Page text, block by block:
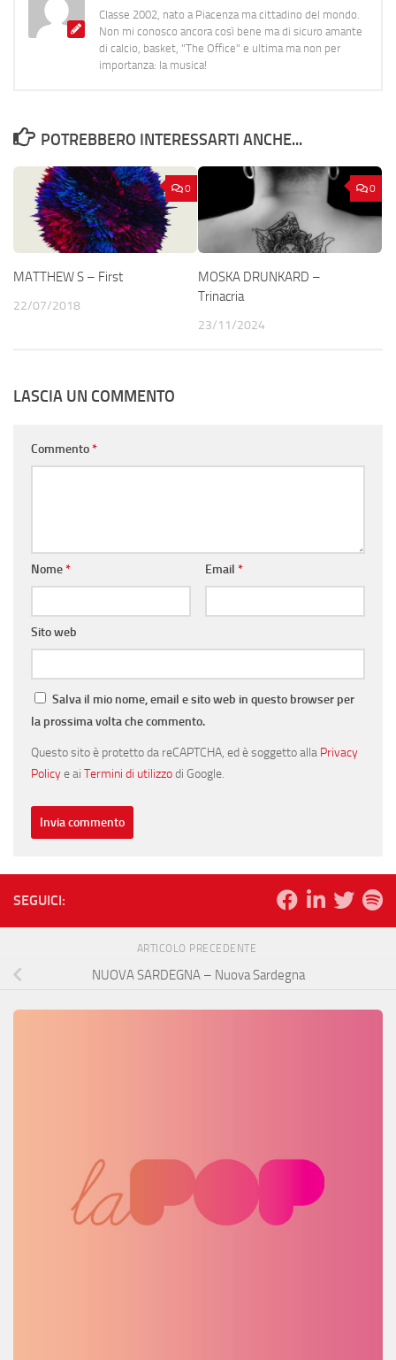
Classe 2002, nato a Piacenza ma cittadino del mondo.
Non mi conosco ancora così bene ma di sicuro amante
di calcio, basket, "The Office" e ultima ma non per
importanza: la musica!
POTREBBERO INTERESSARTI ANCHE...
0
MATTHEW S – First
22/07/2018
0
MOSKA DRUNKARD –
Trinacria
23/11/2024
LASCIA UN COMMENTO
Commento*
Nome* Email *
Sito web
Salva il mio nome, email e sito web in questo browser per
la prossima volta che commento.
Questo sito è protetto da reCAPTCHA, ed è soggetto alla Privacy
Policye ai Termini di utilizzodi Google.
SEGUICI:
ARTICOLO PRECEDENTE
NUOVA SARDEGNA – Nuova Sardegna